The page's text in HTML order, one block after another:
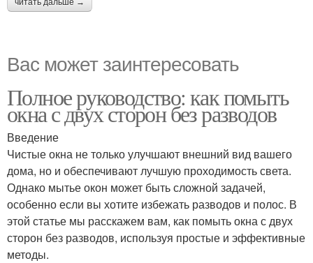
читать дальше →
Вас может заинтересовать
Полное руководство: как помыть
окна с двух сторон без разводов
Введение
Чистые окна не только улучшают внешний вид вашего
дома, но и обеспечивают лучшую проходимость света.
Однако мытье окон может быть сложной задачей,
особенно если вы хотите избежать разводов и полос. В
этой статье мы расскажем вам, как помыть окна с двух
сторон без разводов, используя простые и эффективные
методы.